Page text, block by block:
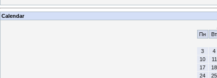
Calendar
Пн
Вт
3
4
10
11
17
18
24
25